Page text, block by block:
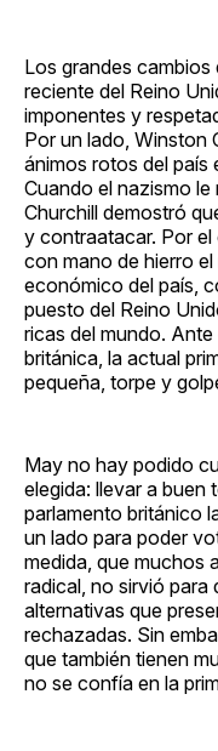
Los grandes
reciente del Reino
imponentes y
Por un lado, Winston
ánimos rotos del país
Cuando el nazismo le
Churchill demostró
y contraatacar. Por
con mano de hierro
económico del país,
puesto del Reino
ricas del mundo.
británica, la actual
pequeña, torpe y
May no hay podido
elegida: llevar a buen
parlamento británico
un lado para poder
medida, que muchos
radical, no sirvió para
alternativas que
rechazadas. Sin
que también tienen
no se confía en la